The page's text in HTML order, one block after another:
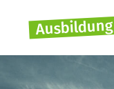
Ausbildung